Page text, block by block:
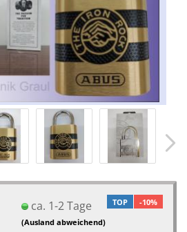
TOP -10%
ca. 1-2 Tage
(Ausland abweichend)